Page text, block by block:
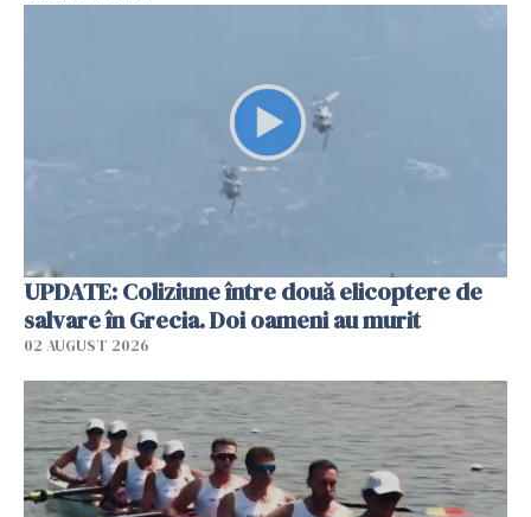
UPDATE: Coliziune între două elicoptere de
salvare în Grecia. Doi oameni au murit
02 AUGUST 2026